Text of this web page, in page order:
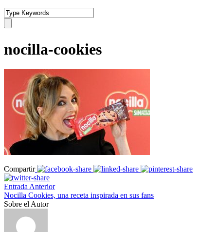
nocilla-cookies
Compartir
Entrada Anterior
Nocilla Cookies, una receta inspirada en sus fans
Sobre el Autor